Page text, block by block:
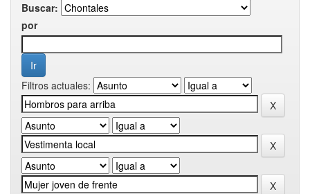
Buscar:
por
Filtros actuales: